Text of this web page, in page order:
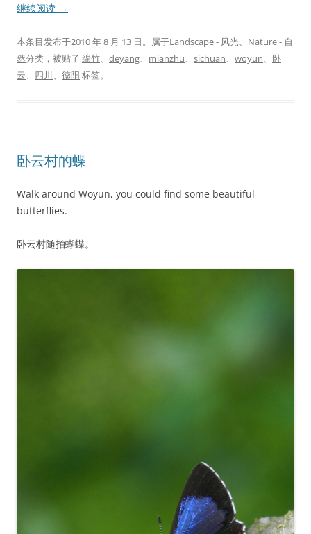
继续阅读 →
本条目发布于2010 年 8 月 13 日。属于Landscape - 风光、 Nature - 自
然分类，被贴了 绵竹、 deyang、 mianzhu、 sichuan、 woyun、 卧
云、 四川、 德阳 标签。
卧云村的蝶
Walk around Woyun, you could find some beautiful
butterflies.
卧云村随拍蝴蝶。